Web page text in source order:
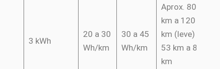
3 kWh
20 a 30
Wh/km
30 a 45
Wh/km
Aprox. 80
km a 120
km (leve) /
53 km a 80
km